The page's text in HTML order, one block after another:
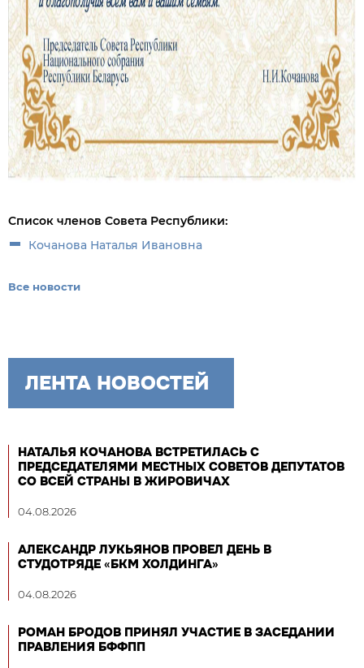
Список членов Совета Республики:
Кочанова Наталья Ивановна
Все новости
ЛЕНТА НОВОСТЕЙ
НАТАЛЬЯ КОЧАНОВА ВСТРЕТИЛАСЬ С
ПРЕДСЕДАТЕЛЯМИ МЕСТНЫХ СОВЕТОВ ДЕПУТАТОВ
СО ВСЕЙ СТРАНЫ В ЖИРОВИЧАХ
04.08.2026
АЛЕКСАНДР ЛУКЬЯНОВ ПРОВЕЛ ДЕНЬ В
СТУДОТРЯДЕ «БКМ ХОЛДИНГА»
04.08.2026
РОМАН БРОДОВ ПРИНЯЛ УЧАСТИЕ В ЗАСЕДАНИИ
ПРАВЛЕНИЯ БФФПП